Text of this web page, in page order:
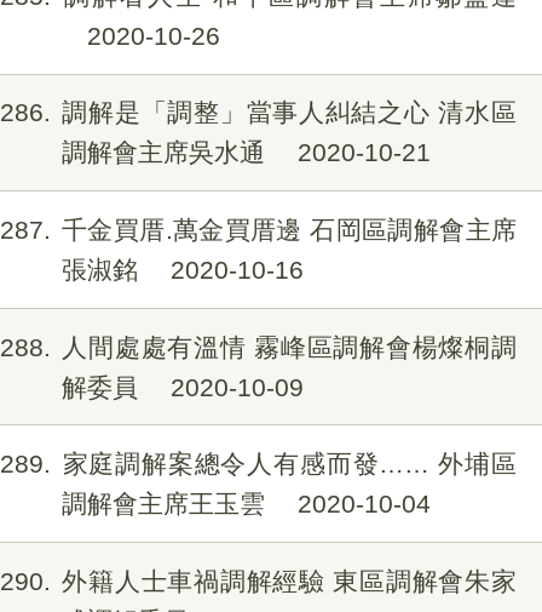
2020-10-26
286
調解是「調整」當事人糾結之心 清水區
調解會主席吳水通
2020-10-21
287
千金買厝.萬金買厝邊 石岡區調解會主席
張淑銘
2020-10-16
288
人間處處有溫情 霧峰區調解會楊燦桐調
解委員
2020-10-09
289
家庭調解案總令人有感而發…… 外埔區
調解會主席王玉雲
2020-10-04
290
外籍人士車禍調解經驗 東區調解會朱家